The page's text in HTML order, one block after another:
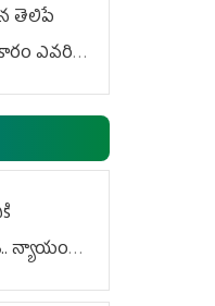
తెలిపే
ఎవరికీ
న్యాయం